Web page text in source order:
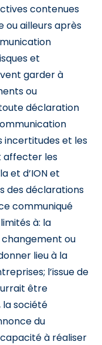
contenues
ou ailleurs après
et
garder à
ou
déclaration
incertitudes et les
affecter les
et d’ION et
des déclarations
communiqué
à: la
ou
lieu à la
l’issue de
être
la société
du
à réaliser